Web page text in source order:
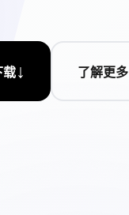
载↓ 了解更多